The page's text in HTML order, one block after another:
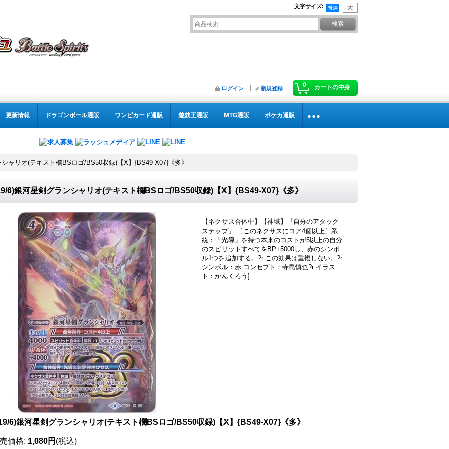
文字サイズ:
0 カートの中身
ログイン 新規登録
更新情報 ドラゴンボール通販 ワンピカード通販 遊戯王通販 MTG通販 ポケカ通販
ャリオ(テキスト欄BSロゴ/BS50収録)【X】{BS49-X07}《多》
6)銀河星剣グランシャリオ(テキスト欄BSロゴ/BS50収録)【X】{BS49-X07}《多》
【ネクサス合体中】【神域】『自分のアタック
ステップ』 〔このネクサスにコア4個以上〕系
統：「光導」を持つ本来のコストが5以上の自分
のスピリットすべてをBP+5000し、赤のシンボ
ル1つを追加する。?r この効果は重複しない。?r
シンボル：赤 コンセプト：寺島慎也?r イラス
ト：かんくろう]
6)銀河星剣グランシャリオ(テキスト欄BSロゴ/BS50収録)【X】{BS49-X07}《多》
価格: 1,080円 (税込)